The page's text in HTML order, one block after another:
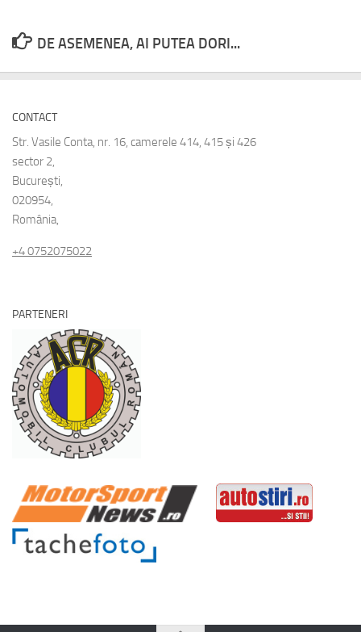
DE ASEMENEA, AI PUTEA DORI...
CONTACT
Str. Vasile Conta, nr. 16, camerele 414, 415 și 426
sector 2,
București,
020954,
România,
+4 0752075022
PARTENERI